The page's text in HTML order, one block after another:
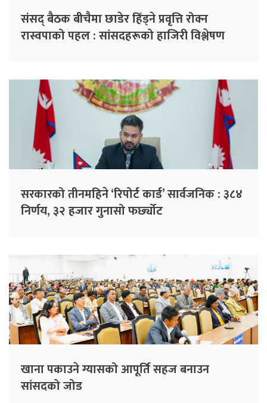
संसद् बैठक बीचैमा छाडेर हिँड्ने प्रवृत्ति रोक्न
रास्वपाको पहल : सांसदहरूको हाजिरी विश्लेषण
सरकारको तीनमहिने ‘रिपोर्ट कार्ड’ सार्वजनिक : ३८४
निर्णय, ३२ हजार गुनासो फर्छ्योट
खाना पकाउने ग्यासको आपूर्ति सहज बनाउन
सांसदको जोड